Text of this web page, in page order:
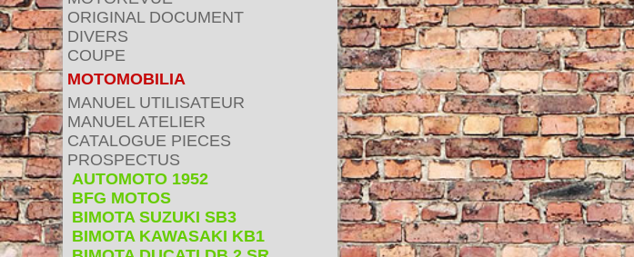
ORIGINAL DOCUMENT
DIVERS
COUPE
MOTOMOBILIA
MANUEL UTILISATEUR
MANUEL ATELIER
CATALOGUE PIECES
PROSPECTUS
AUTOMOTO 1952
BFG MOTOS
BIMOTA SUZUKI SB3
BIMOTA KAWASAKI KB1